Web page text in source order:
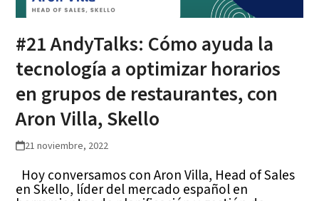
#21 AndyTalks: Cómo ayuda la
tecnología a optimizar horarios
en grupos de restaurantes, con
Aron Villa, Skello
21 noviembre, 2022
Hoy conversamos con Aron Villa, Head of Sales
en Skello, líder del mercado español en